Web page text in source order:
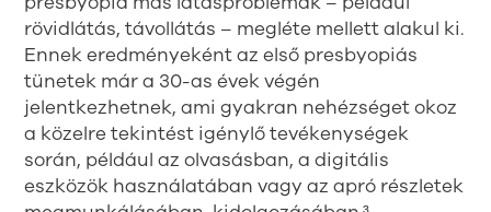
rövidlátás, távollátás – megléte mellett alakul ki.
Ennek eredményeként az első presbyopiás
tünetek már a 30-as évek végén
jelentkezhetnek, ami gyakran nehézséget okoz
a közelre tekintést igénylő tevékenységek
során, például az olvasásban, a digitális
eszközök használatában vagy az apró részletek